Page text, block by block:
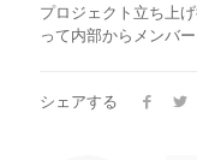
プロジェクト立ち上
って内部からメンバ
シェアする